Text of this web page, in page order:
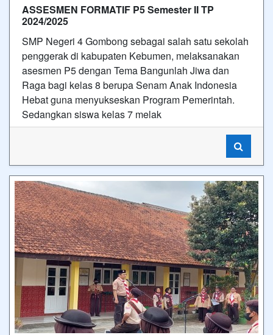
ASSESMEN FORMATIF P5 Semester II TP
2024/2025
SMP Negeri 4 Gombong sebagai salah satu sekolah
penggerak di kabupaten Kebumen, melaksanakan
asesmen P5 dengan Tema Bangunlah Jiwa dan
Raga bagi kelas 8 berupa Senam Anak Indonesia
Hebat guna menyukseskan Program Pemerintah.
Sedangkan siswa kelas 7 melak